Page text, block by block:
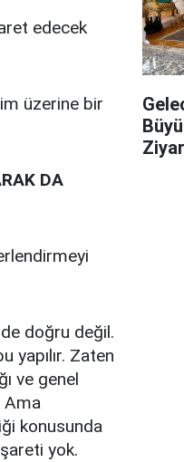
edecek
üzerine bir
DA
doğru değil.
yapılır. Zaten
ve genel
Ama
konusunda
yok.